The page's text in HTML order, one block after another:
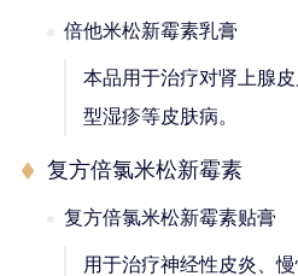
倍他米松新霉素乳膏
本品用于治疗对肾上腺
型湿疹等皮肤病。
复方倍氯米松新霉素
复方倍氯米松新霉素贴膏
用于治疗神经性皮炎、